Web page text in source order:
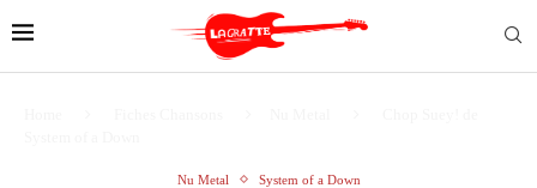
Nu Metal System of a Down